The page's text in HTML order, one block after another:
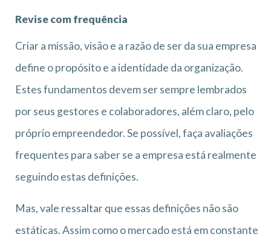
Revise com frequência
Criar a missão, visão e a razão de ser da sua empresa
define o propósito e a identidade da organização.
Estes fundamentos devem ser sempre lembrados
por seus gestores e colaboradores, além claro, pelo
próprio empreendedor. Se possível, faça avaliações
frequentes para saber se a empresa está realmente
seguindo estas definições.
Mas, vale ressaltar que essas definições não são
estáticas. Assim como o mercado está em constante